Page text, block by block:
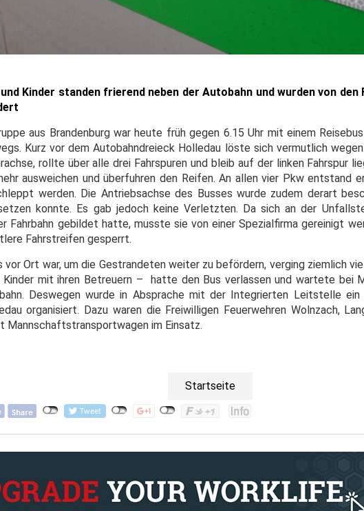
Kinder standen frierend neben der Autobahn und wurden von den
aus Brandenburg war heute früh gegen 6.15 Uhr mit einem
Kurz vor dem Autobahndreieck Holledau löste sich vermutlich
rollte über alle drei Fahrspuren und bleib auf der linken Fahrspur
ausweichen und überfuhren den Reifen. An allen vier Pkw entstand
werden. Die Antriebsachse des Busses wurde zudem derart
konnte. Es gab jedoch keine Verletzten. Da sich an der
Fahrbahn gebildet hatte, musste sie von einer Spezialfirma gereinigt
Fahrstreifen gesperrt.
vor Ort war, um die Gestrandeten weiter zu befördern, verging ziemlich
Kinder mit ihren Betreuern – hatte den Bus verlassen und wartete bei
Deswegen wurde in Absprache mit der Integrierten Leitstelle
organisiert. Dazu waren die Freiwilligen Feuerwehren Wolnzach,
Mannschaftstransportwagen im Einsatz.
Startseite